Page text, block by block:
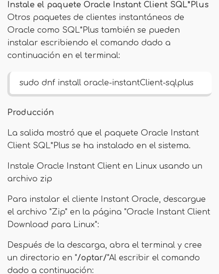
Instale el paquete Oracle Instant Client SQL*Plus
Otros paquetes de clientes instantáneos de
Oracle como SQL*Plus también se pueden
instalar escribiendo el comando dado a
continuación en el terminal:
sudo dnf install oracle-instantClient-sqlplus
Producción
La salida mostró que el paquete Oracle Instant
Client SQL*Plus se ha instalado en el sistema.
Instale Oracle Instant Client en Linux usando un
archivo zip
Para instalar el cliente Instant Oracle, descargue
el archivo "Zip" en la página "Oracle Instant Client
Download para Linux":
Después de la descarga, abra el terminal y cree
un directorio en "/optar/"Al escribir el comando
dado a continuación: